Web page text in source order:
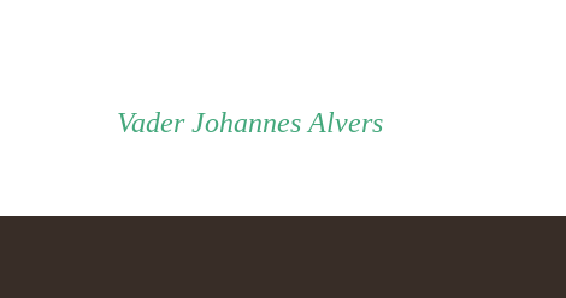
VaderVader
Johannes Alvers